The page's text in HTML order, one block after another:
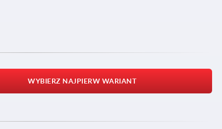
WYBIERZ NAJPIERW WARIANT